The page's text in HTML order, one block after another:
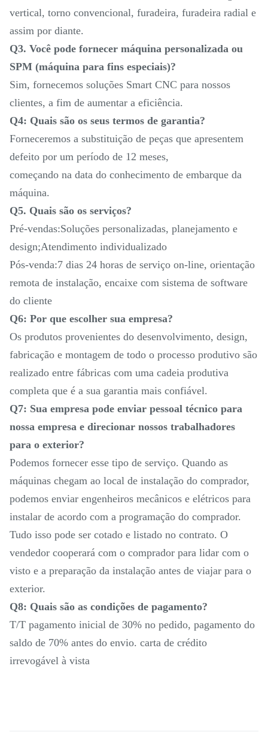
vertical, torno convencional, furadeira, furadeira radial e
assim por diante.
Q3. Você pode fornecer máquina personalizada ou
SPM (máquina para fins especiais)?
Sim, fornecemos soluções Smart CNC para nossos
clientes, a fim de aumentar a eficiência.
Q4: Quais são os seus termos de garantia?
Forneceremos a substituição de peças que apresentem
defeito por um período de 12 meses,
começando na data do conhecimento de embarque da
máquina.
Q5. Quais são os serviços?
Pré-vendas:Soluções personalizadas, planejamento e
design;Atendimento individualizado
Pós-venda:7 dias 24 horas de serviço on-line, orientação
remota de instalação, encaixe com sistema de software
do cliente
Q6: Por que escolher sua empresa?
Os produtos provenientes do desenvolvimento, design,
fabricação e montagem de todo o processo produtivo são
realizado entre fábricas com uma cadeia produtiva
completa que é a sua garantia mais confiável.
Q7: Sua empresa pode enviar pessoal técnico para
nossa empresa e direcionar nossos trabalhadores
para o exterior?
Podemos fornecer esse tipo de serviço. Quando as
máquinas chegam ao local de instalação do comprador,
podemos enviar engenheiros mecânicos e elétricos para
instalar de acordo com a programação do comprador.
Tudo isso pode ser cotado e listado no contrato. O
vendedor cooperará com o comprador para lidar com o
visto e a preparação da instalação antes de viajar para o
exterior.
Q8: Quais são as condições de pagamento?
T/T pagamento inicial de 30% no pedido, pagamento do
saldo de 70% antes do envio. carta de crédito
irrevogável à vista